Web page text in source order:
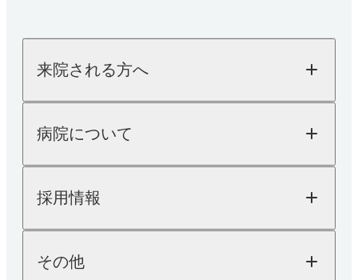
肩
内科
消化器内科
乳腺外科
内視鏡検査
薬剤科
来院される方へ
外来のご案内
入院のご案内
健康診断
病院について
病院についてTOP
院長ご挨拶
医療機器紹介
「人を対象とする医学系研究の倫理指針」に基
採用情報
その他